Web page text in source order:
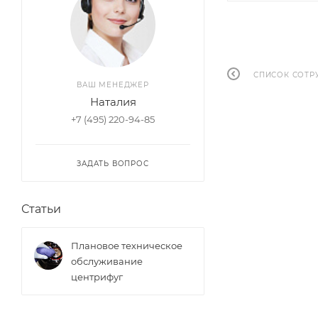
СПИСОК
ВАШ МЕНЕДЖЕР
Наталия
+7 (495) 220-94-85
ЗАДАТЬ ВОПРОС
Статьи
Плановое техническое
обслуживание
центрифуг